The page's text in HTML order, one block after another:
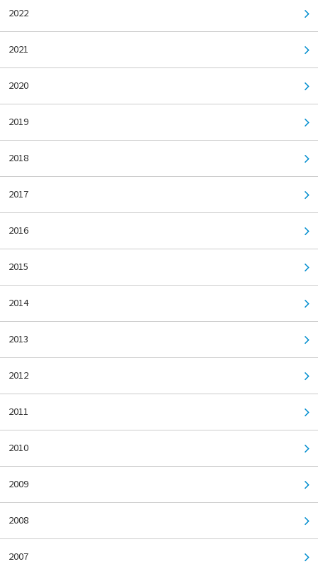
2022
2021
2020
2019
2018
2017
2016
2015
2014
2013
2012
2011
2010
2009
2008
2007